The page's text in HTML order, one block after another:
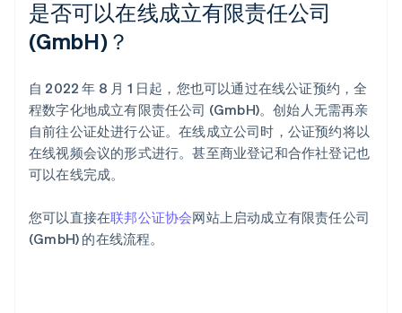
是否可以在线成立有限责任公司
(GmbH)？
自 2022 年 8 月 1 日起，您也可以通过在线公证预约，全
程数字化地成立有限责任公司 (GmbH)。创始人无需再亲
自前往公证处进行公证。在线成立公司时，公证预约将以
在线视频会议的形式进行。甚至商业登记和合作社登记也
可以在线完成。
您可以直接在联邦公证协会网站上启动成立有限责任公司
(GmbH) 的在线流程。